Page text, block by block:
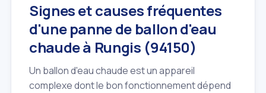
Signes et causes fréquentes
d'une panne de ballon d'eau
chaude à Rungis (94150)
Un ballon d'eau chaude est un appareil
complexe dont le bon fonctionnement dépend